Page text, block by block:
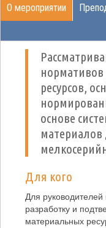
О мероприятии
ресурсов,
основе
материалов
Для кого
Для
разработку и
материальных